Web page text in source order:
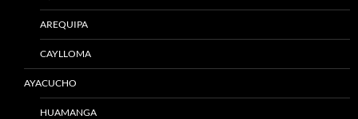
AREQUIPA
CAYLLOMA
AYACUCHO
HUAMANGA